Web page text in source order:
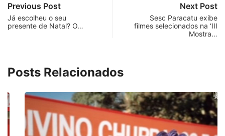
Previous Post
Já escolheu o seu
presente de Natal? O…
Next Post
Sesc Paracatu exibe
filmes selecionados na ‘III
Mostra…
Posts Relacionados